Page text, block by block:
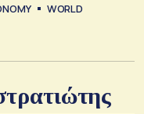
WORLD